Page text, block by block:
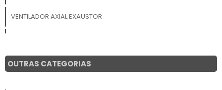
VENTILADOR AXIAL EXAUSTOR
EXAUSTOR CENTRÍFUGO INDUSTRIAL USADO
OUTRAS CATEGORIAS